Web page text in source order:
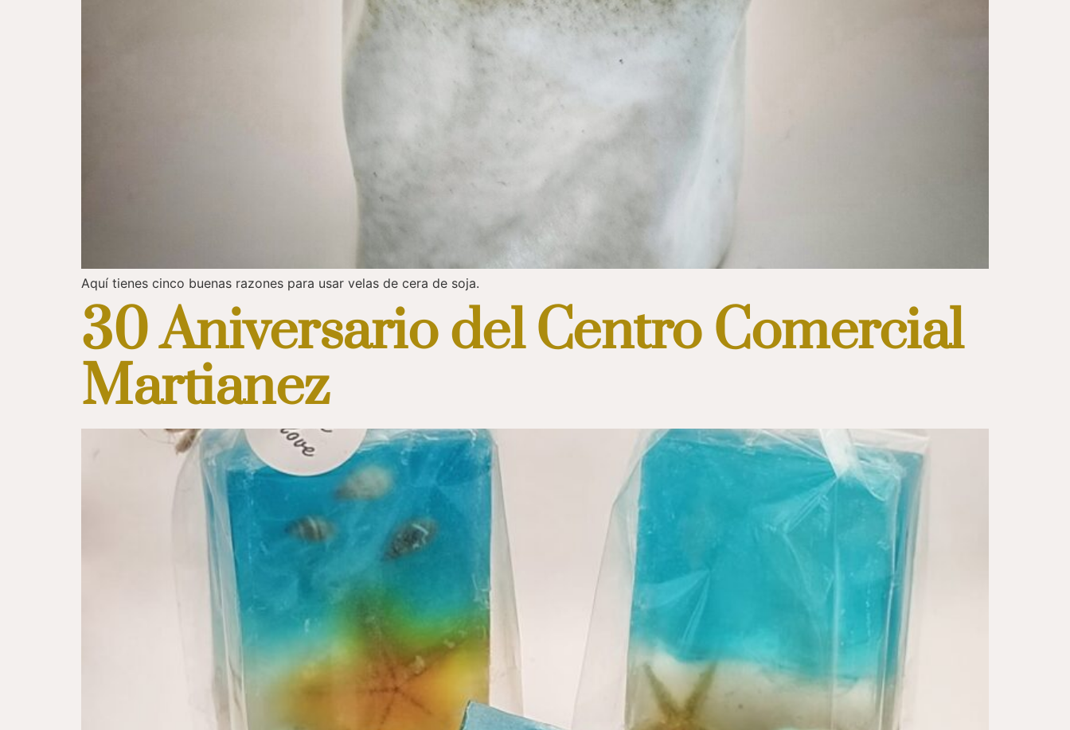
Aquí tienes cinco buenas razones para usar velas de cera de soja.
30 Aniversario del Centro Comercial
Martianez